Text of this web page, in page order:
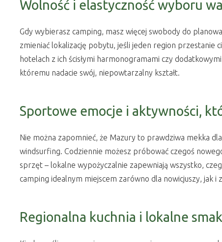
Wolność i elastyczność wyboru
Gdy wybierasz camping, masz więcej swobody do
zmieniać lokalizację pobytu, jeśli jeden region przestanie
hotelach z ich ścisłymi harmonogramami czy
któremu nadacie swój, niepowtarzalny kształt.
Sportowe emocje i aktywności,
Nie można zapomnieć, że Mazury to prawdziwa mekka
windsurfing. Codziennie możesz próbować czegoś
sprzęt – lokalne wypożyczalnie zapewniają wszystko,
camping idealnym miejscem zarówno dla nowicjuszy, jak i
Regionalna kuchnia i lokalne